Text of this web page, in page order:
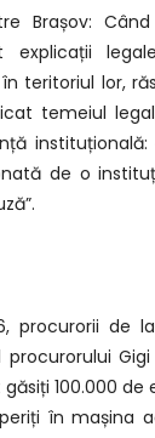
Brașov:
explicații
teritoriul lor,
temeiul
de o
procurorii de
100.000 de
în mașina